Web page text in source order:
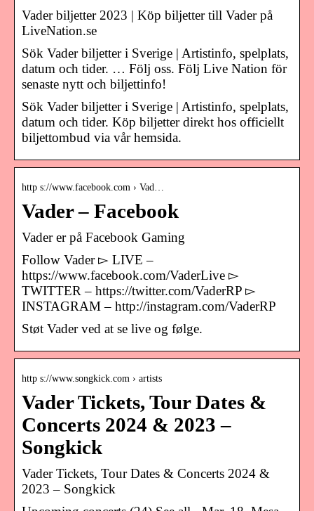
Vader biljetter 2023 | Köp biljetter till Vader på
LiveNation.se
Sök Vader biljetter i Sverige | Artistinfo, spelplats,
datum och tider. … Följ oss. Följ Live Nation för
senaste nytt och biljettinfo!
Sök Vader biljetter i Sverige | Artistinfo, spelplats,
datum och tider. Köp biljetter direkt hos officiellt
biljettombud via vår hemsida.
http s://www.facebook.com › Vad…
Vader – Facebook
Vader er på Facebook Gaming
Follow Vader ▻ LIVE –
https://www.facebook.com/VaderLive​ ▻
TWITTER – https://twitter.com/VaderRP​ ▻
INSTAGRAM – http://instagram.com/VaderRP​
Støt Vader ved at se live og følge.
http s://www.songkick.com › artists
Vader Tickets, Tour Dates &
Concerts 2024 & 2023 –
Songkick
Vader Tickets, Tour Dates & Concerts 2024 &
2023 – Songkick